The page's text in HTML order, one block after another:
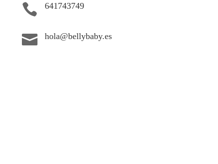
 641743749
 hola@bellybaby.es